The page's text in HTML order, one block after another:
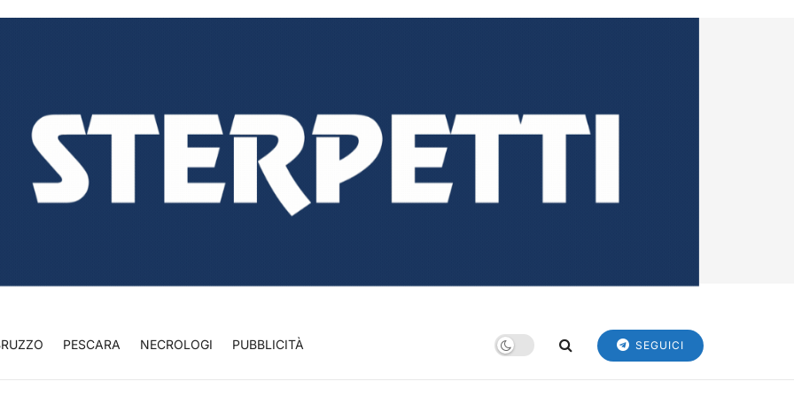
PESCARA NECROLOGI PUBBLICITÀ SEGUICI